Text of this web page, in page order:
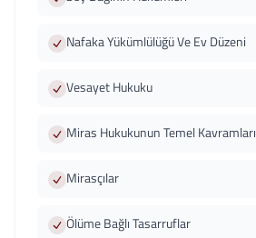
Nafaka Yükümlülüğü Ve Ev Düzeni
Vesayet Hukuku
Miras Hukukunun Temel Kavramları
Mirasçılar
Ölüme Bağlı Tasarruflar